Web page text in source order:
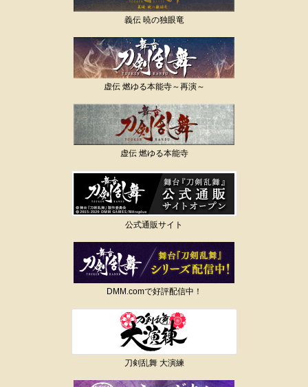
義伝 暁の独眼竜
虚伝 燃ゆる本能寺～再演～
虚伝 燃ゆる本能寺
公式通販サイト
DMM.comで好評配信中！
刀剣乱舞 大演練